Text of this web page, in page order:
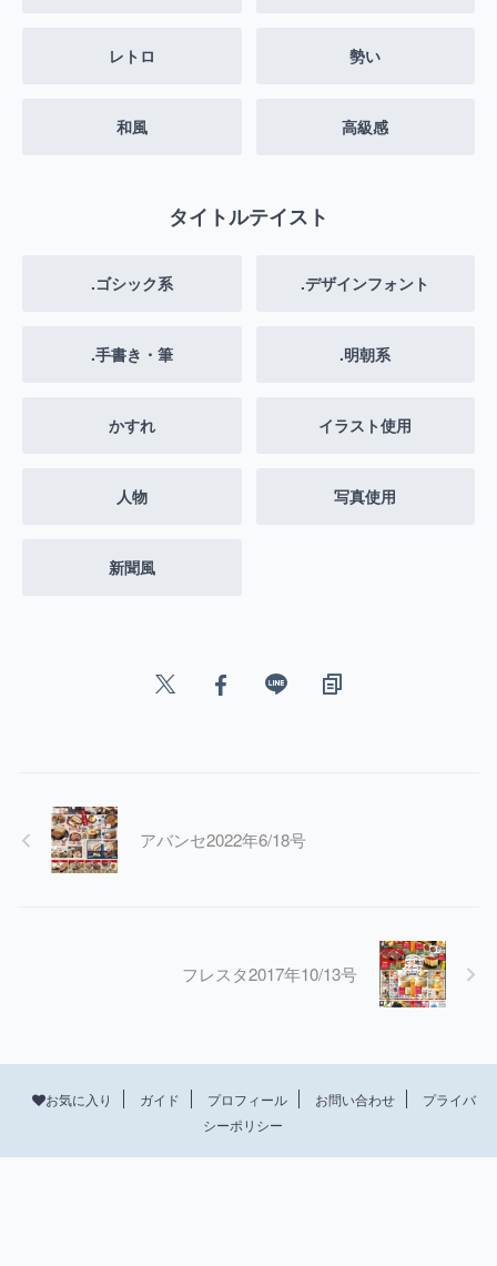
レトロ 勢い
和風 高級感
タイトルテイスト
.ゴシック系 .デザインフォント
.手書き・筆 .明朝系
かすれ イラスト使用
人物 写真使用
新聞風
アバンセ2022年6/18号
フレスタ2017年10/13号
お気に入り ガイド プロフィール お問い合わせ
プライバ
シーポリシー